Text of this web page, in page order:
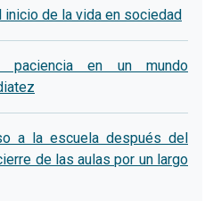
inicio de la vida en sociedad
paciencia en un mundo
a la escuela después del
de las aulas por un largo